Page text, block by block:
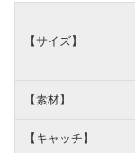
【サイズ】
【素材】
【キャッチ】